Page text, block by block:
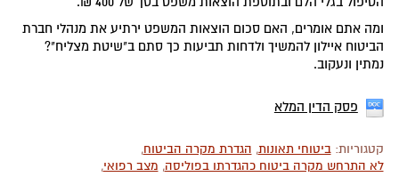
ומה אתם אומרים, האם סכום הוצאות המשפט ירתיע את מנהלי חברת
הביטוח איילון להמשיך ולדחות תביעות כך סתם ב"שיטת מצליח"?
נמתין ונעקוב.
פסק הדין המלא
קטגוריות:ביטוחי תאונות, הגדרת מקרה הביטוח,
לא התרחש מקרה ביטוח כהגדרתו בפוליסה, מצב רפואי,